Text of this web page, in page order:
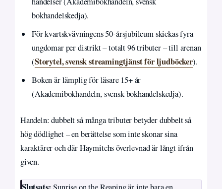
bokhandelskedja).
För kvartskvävningens 50-årsjubileum skickas fyra
ungdomar per distrikt – totalt 96 tributer – till arenan
(Storytel, svensk streamingtjänst för ljudböcker).
Boken är lämplig för läsare 15+ år
(Akademibokhandeln, svensk bokhandelskedja).
Handeln: dubbelt så många tributer betyder dubbelt så
hög dödlighet – en berättelse som inte skonar sina
karaktärer och där Haymitchs överlevnad är långt ifrån
given.